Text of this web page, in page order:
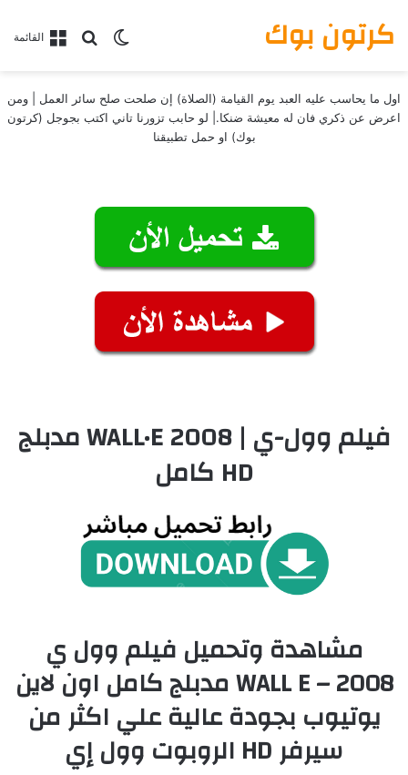
القائمةبحث عن
الوضع المظلم كرتون بوك
اول ما يحاسب عليه العبد يوم القيامة (الصلاة) إن صلحت صلح سائر العمل | ومن
اعرض عن ذكري فان له معيشة ضنكا.| لو حابب تزورنا تاني اكتب بجوجل (كرتون
بوك) او حمل تطبيقنا
فيلم وول-ي | WALL·E 2008 مدبلج
HD كامل
مشاهدة وتحميل فيلم وول ي
2008 – WALL E مدبلج كامل اون لاين
يوتيوب بجودة عالية علي اكثر من
سيرفر HD الروبوت وول إي